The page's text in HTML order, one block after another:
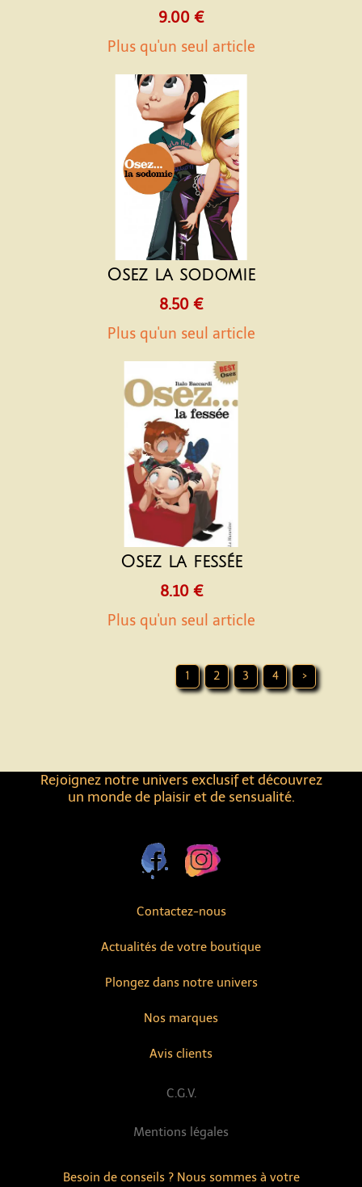
Contactez-nous
Actualités de votre boutique
Avis clients
Nos marques
Rejoignez notre univers exclusif et découvrez
un monde de plaisir et de sensualité.
Besoin de conseils ? Nous sommes à votre
Plongez dans notre univers
Mentions légales
C.G.V.
9.00 €
Plus qu'un seul article
Osez la sodomie
8.50 €
Plus qu'un seul article
Osez la fessée
8.10 €
Plus qu'un seul article
1 2 3 4 >